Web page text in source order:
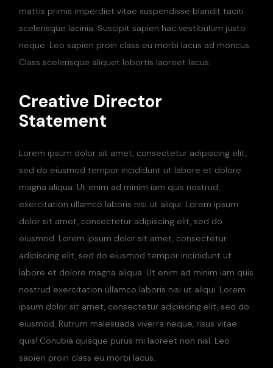
mattis primis imperdiet vitae suspendisse blandit taciti
scelerisque lacinia. Suscipit sapien hac vestibulum justo
neque. Leo sapien proin class eu morbi lacus ad rhoncus.
Class scelerisque aliquet lobortis laoreet lacus.
Creative Director
Statement
Lorem ipsum dolor sit amet, consectetur adipiscing elit,
sed do eiusmod tempor incididunt ut labore et dolore
magna aliqua. Ut enim ad minim iam quis nostrud
exercitation ullamco laboris nisi ut aliqui. Lorem ipsum
dolor sit amet, consectetur adipiscing elit, sed do
eiusmod. Lorem ipsum dolor sit amet, consectetur
adipiscing elit, sed do eiusmod tempor incididunt ut
labore et dolore magna aliqua. Ut enim ad minim iam quis
nostrud exercitation ullamco laboris nisi ut aliqui. Lorem
ipsum dolor sit amet, consectetur adipiscing elit, sed do
eiusmod. Rutrum malesuada viverra neque, risus vitae
quis! Conubia quisque purus mi laoreet non nisl. Leo
sapien proin class eu morbi lacus.